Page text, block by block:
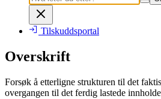
Tilskuddsportal
Overskrift
Forsøk å etterligne strukturen til det
overgangen til det ferdig lastede